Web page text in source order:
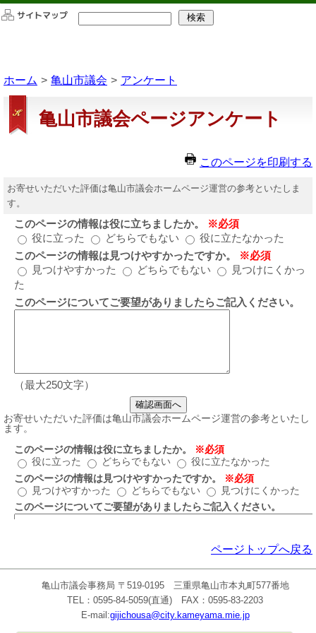
ホーム 亀山市議会 アンケート
亀山市議会ページアンケート
このページを印刷する
お寄せいただいた評価は亀山市議会ホームページ運営の参考といたしま
す。
このページの情報は役に立ちましたか。
※必須
役に立った
どちらでもない
役に立たなかった
このページの情報は見つけやすかったですか。
※必須
見つけやすかった
どちらでもない
見つけにくかっ
た
このページについてご要望がありましたらご記入ください。
（最大250文字）
ページトップへ戻る
亀山市議会事務局 〒519-0195 三重県亀山市本丸町577番地
TEL：0595-84-5059(直通) FAX：0595-83-2203
E-mail:gijichousa@city.kameyama.mie.jp